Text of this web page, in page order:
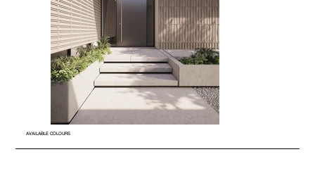
AVAILABLE COLOURS